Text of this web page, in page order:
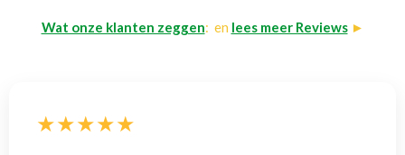
Wat onze klanten zeggen: en lees meer Reviews►
★★★★★